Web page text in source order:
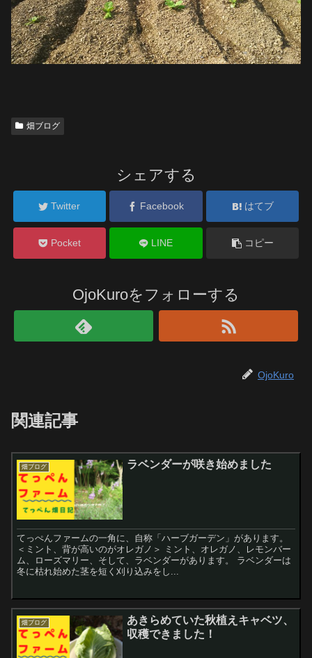
畑ブログ
シェアする
Twitter Facebook はてブ
Pocket LINE コピー
OjoKuroをフォローする
OjoKuro
関連記事
畑ブログ ラベンダーが咲き始めました
てっぺんファームの一角に、自称「ハーブガーデン」があります。
＜ミント、背が高いのがオレガノ＞ ミント、オレガノ、レモンバー
ム、ローズマリー、そして、ラベンダーがあります。 ラベンダーは
冬に枯れ始めた茎を短く刈り込みをし...
畑ブログ
あきらめていた秋植えキャベツ、
収穫できました！